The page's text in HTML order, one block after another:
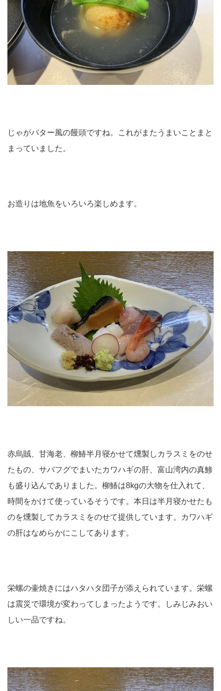
じゃがバター風の饅頭ですね。これがまたうまいことまと
まっていました。
お造りは地魚をいろいろ楽しめます。
赤烏賊、甘海老、柳鰆半月寝かせて燻製しカラスミをのせ
たもの、サバフグでまいたカワハギの肝、富山湾内の真鯵
も盛り込んでありました。柳鰆は8kgの大物を仕入れて、
時間をかけて使っているそうです。本日は半月寝かせたも
のを燻製してカラスミをのせて提供しています。カワハギ
の肝はなめらかにこしてあります。
栄螺の壷焼きにはハタハタ団子が添えられています。栄螺
は震災で環境が変わってしまったようです。しみじみおい
しい一品ですね。